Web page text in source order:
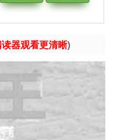
器观看更清晰)